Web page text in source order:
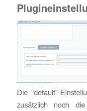
Die “default”-
zusätzlich noch